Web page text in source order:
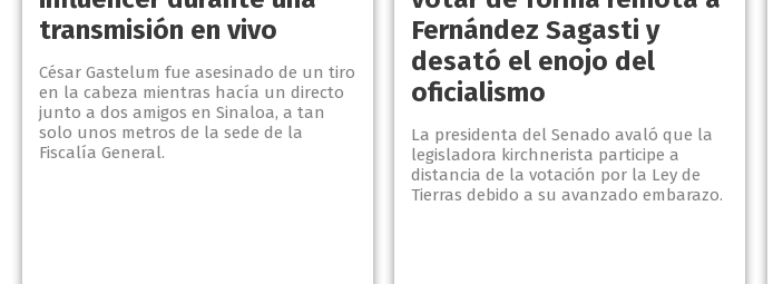
transmisión en vivo
César Gastelum fue asesinado de un tiro
en la cabeza mientras hacía un directo
junto a dos amigos en Sinaloa, a tan
solo unos metros de la sede de la
Fiscalía General.
Fernández Sagasti y
desató el enojo del
oficialismo
La presidenta del Senado avaló que la
legisladora kirchnerista participe a
distancia de la votación por la Ley de
Tierras debido a su avanzado embarazo.